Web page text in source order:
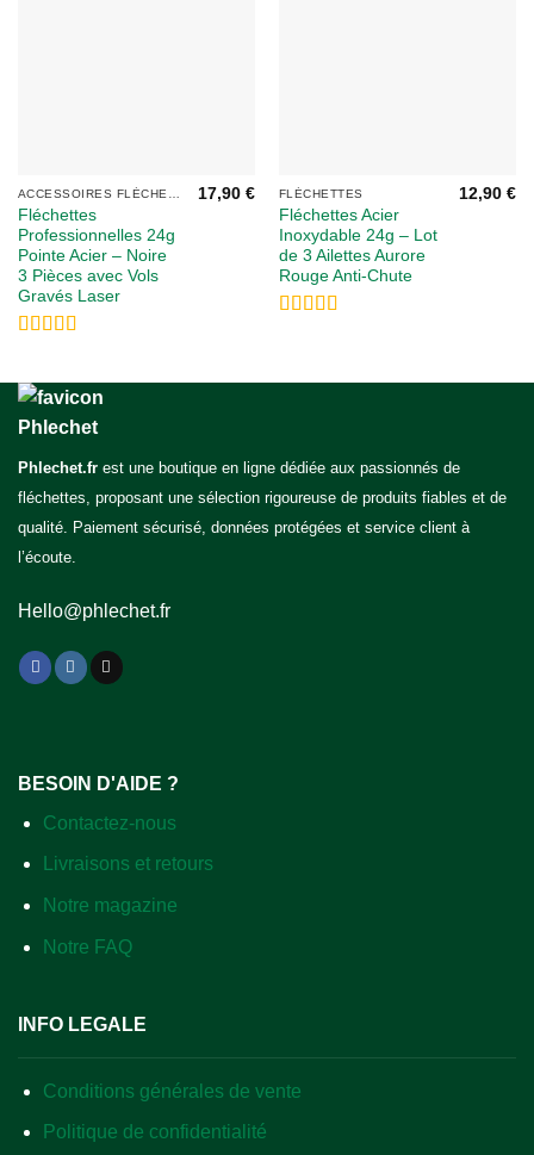
ACCESSOIRES FLÉCHETTES
Fléchettes
Professionnelles 24g
Pointe Acier – Noire
3 Pièces avec Vols
Gravés Laser
17,90€ FLÉCHETTES
Fléchettes Acier
Inoxydable 24g – Lot
de 3 Ailettes Aurore
Rouge Anti-Chute
12,90€
Phlechet.fr est une boutique en ligne dédiée aux passionnés de
fléchettes, proposant une sélection rigoureuse de produits fiables et de
qualité. Paiement sécurisé, données protégées et service client à
l’écoute.
Hello@phlechet.fr
BESOIN D'AIDE ?
Contactez-nous
Livraisons et retours
Notre magazine
Notre FAQ
INFO LEGALE
Conditions générales de vente
Politique de confidentialité